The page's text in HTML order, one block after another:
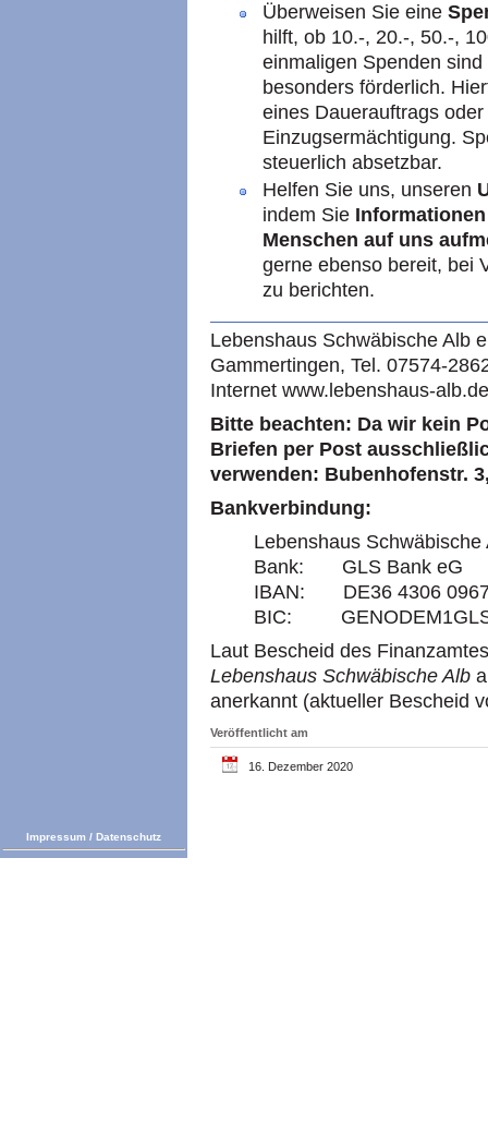
Überweisen Sie eine
hilft, ob 10.-, 20.-, 50.-,
einmaligen Spenden
besonders förderlich.
eines Dauerauftrags
Einzugsermächtigung.
steuerlich absetzbar.
Helfen Sie uns, unseren
indem Sie
Menschen auf uns
gerne ebenso bereit, bei
zu berichten.
Lebenshaus Schwäbische Alb
Gammertingen, Tel. 07574-
Internet www.lebenshaus-
Bitte beachten: Da wir kein
Briefen per Post
verwenden: Bubenhofenstr.
Bankverbindung:
Lebenshaus Schwäbische
Bank: GLS Bank eG
IBAN: DE36 4306 0967
BIC:
Laut Bescheid des
Lebenshaus Schwäbische Alb
anerkannt (aktueller Bescheid
Veröffentlicht am
16. Dezember 2020
Impressum / Datenschutz